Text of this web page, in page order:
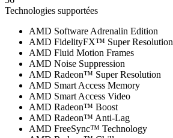
Technologies supportées
AMD Software Adrenalin Edition
AMD FidelityFX™ Super Resolution
AMD Fluid Motion Frames
AMD Noise Suppression
AMD Radeon™ Super Resolution
AMD Smart Access Memory
AMD Smart Access Video
AMD Radeon™ Boost
AMD Radeon™ Anti-Lag
AMD FreeSync™ Technology